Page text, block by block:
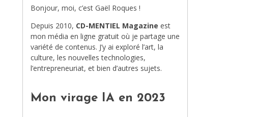
ARCHITECTURE
MODE
VOYAGE
ÉQUILIBRE ET ÉVOLUTION
Bonjour, moi, c’est Gaël Roques !
Depuis 2010, CD-MENTIEL Magazine est
mon média en ligne gratuit où je partage une
variété de contenus. J’y ai exploré l’art, la
culture, les nouvelles technologies,
l’entrepreneuriat, et bien d’autres sujets.
Mon virage IA en 2023